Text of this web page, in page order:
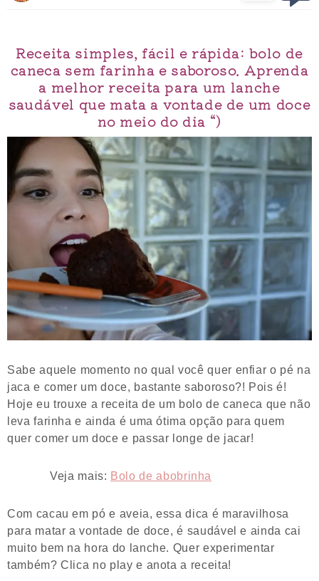
Receita simples, fácil e rápida: bolo de
caneca sem farinha e saboroso. Aprenda
a melhor receita para um lanche
saudável que mata a vontade de um doce
no meio do dia “)
Sabe aquele momento no qual você quer enfiar o pé na
jaca e comer um doce, bastante saboroso?! Pois é!
Hoje eu trouxe a receita de um bolo de caneca que não
leva farinha e ainda é uma ótima opção para quem
quer comer um doce e passar longe de jacar!
Veja mais: Bolo de abobrinha
Com cacau em pó e aveia, essa dica é maravilhosa
para matar a vontade de doce, é saudável e ainda cai
muito bem na hora do lanche. Quer experimentar
também? Clica no play e anota a receita!